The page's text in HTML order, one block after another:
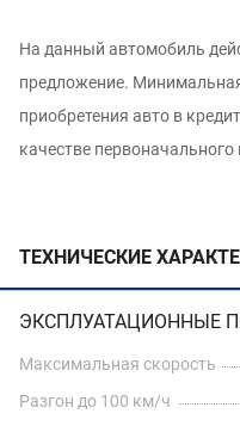
На данный автомобиль
предложение.
приобретения авто в
качестве первоначального
ТЕХНИЧЕСКИЕ
ЭКСПЛУАТАЦИОННЫЕ
Максимальная скорость
Разгон до 100 км/ч